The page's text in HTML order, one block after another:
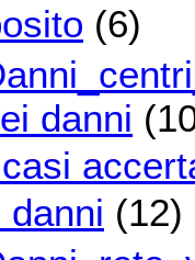
(6)
danni
(12)